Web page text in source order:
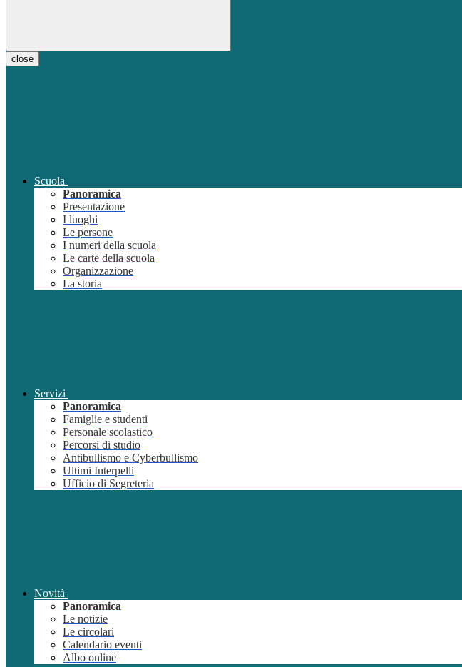
close
Scuola
Panoramica
Presentazione
I luoghi
Le persone
I numeri della scuola
Le carte della scuola
Organizzazione
La storia
Servizi
Panoramica
Famiglie e studenti
Personale scolastico
Percorsi di studio
Antibullismo e Cyberbullismo
Ultimi Interpelli
Ufficio di Segreteria
Novità
Panoramica
Le notizie
Le circolari
Calendario eventi
Albo online